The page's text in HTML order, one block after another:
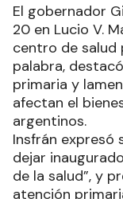
El gobernador
20 en Lucio V.
centro de salud
palabra,
primaria y
afectan el
argentinos.
Insfrán expresó
dejar
de la salud”, y
atención